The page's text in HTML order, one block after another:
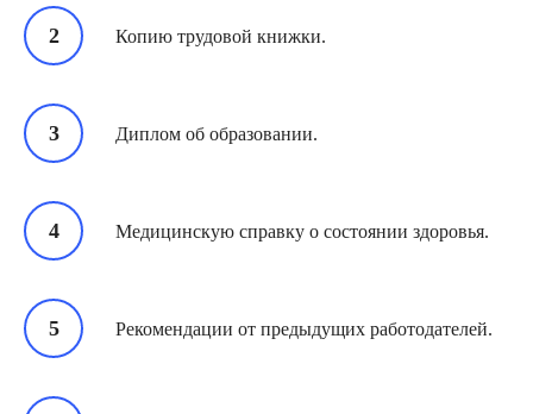
Копию трудовой книжки.
Диплом об образовании.
Медицинскую справку о состоянии здоровья.
Рекомендации от предыдущих работодателей.